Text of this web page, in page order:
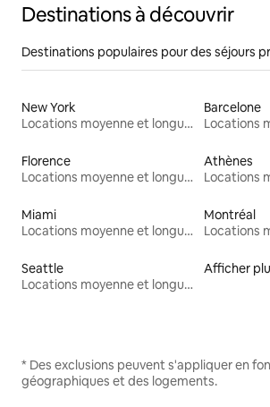
Destinations à découvrir
Destinations populaires pour des séjours
New York
Locations moyenne et longue durée
Barcelone
Florence
Locations moyenne et longue durée
Athènes
Miami
Locations moyenne et longue durée
Montréal
Seattle
Locations moyenne et longue durée
Afficher
* Des exclusions peuvent s'appliquer en
géographiques et des logements.